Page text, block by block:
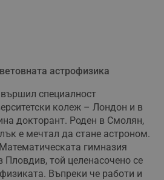
астрофизика
специалност
колеж – Лондон и в
докторант. Роден в Смолян,
е мечтал да стане астроном.
гимназия
Пловдив, той целенасочено се
Въпреки че работи и